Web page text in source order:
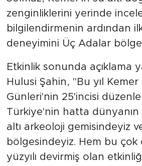
zenginliklerini yerinde
bilgilendirmenin ardından
deneyimini Üç Adalar
Etkinlik sonunda açıklama
Hulusi Şahin, "Bu yıl Kemer
Günleri'nin 25'incisi
Türkiye'nin hatta
altı arkeoloji gemisindeyiz
bölgesindeyiz. Hem bu çok
yüzyılı devirmiş olan